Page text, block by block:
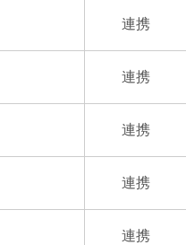
連携
連携
連携
連携
連携